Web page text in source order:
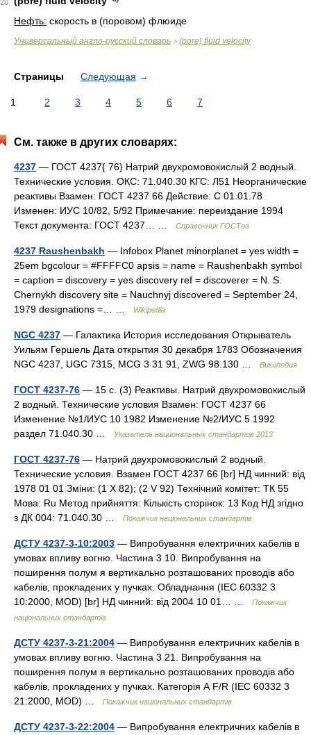
20
Нефть: скорость в (поровом) флюиде
Универсальный англо-русский словарь > (pore) fluid velocity
Страницы Следующая →
1 2 3 4 5 6 7
См. также в других словарях:
4237 — ГОСТ 4237{ 76} Натрий двухромовокислый 2 водный.
Технические условия. ОКС: 71.040.30 КГС: Л51 Неорганические
реактивы Взамен: ГОСТ 4237 66 Действие: С 01.01.78
Изменен: ИУС 10/82, 5/92 Примечание: переиздание 1994
Текст документа: ГОСТ 4237… …
Справочник ГОСТов
4237 Raushenbakh — Infobox Planet minorplanet = yes width =
25em bgcolour = #FFFFC0 apsis = name = Raushenbakh symbol
= caption = discovery = yes discovery ref = discoverer = N. S.
Chernykh discovery site = Nauchnyj discovered = September 24,
1979 designations =… …
Wikipedia
NGC 4237 — Галактика История исследования Открыватель
Уильям Гершель Дата открытия 30 декабря 1783 Обозначения
NGC 4237, UGC 7315, MCG 3 31 91, ZWG 98.130 …
Википедия
ГОСТ 4237-76 — 15 с. (3) Реактивы. Натрий двухромовокислый
2 водный. Технические условия Взамен: ГОСТ 4237 66
Изменение №1/ИУС 10 1982 Изменение №2/ИУС 5 1992
раздел 71.040.30 …
Указатель национальных стандартов 2013
ГОСТ 4237-76 — Натрий двухромовокислый 2 водный.
Технические условия. Взамен ГОСТ 4237 66 [br] НД чинний: від
1978 01 01 Зміни: (1 X 82); (2 V 92) Технічний комітет: ТК 55
Мова: Ru Метод прийняття: Кількість сторінок: 13 Код НД згідно
з ДК 004: 71.040.30 …
Покажчик національних стандартів
ДСТУ 4237-3-10:2003 — Випробування електричних кабелів в
умовах впливу вогню. Частина 3 10. Випробування на
поширення полум я вертикально розташованих проводів або
кабелів, прокладених у пучках. Обладнання (IEC 60332 3
10:2000, MOD) [br] НД чинний: від 2004 10 01… …
Покажчик
національних стандартів
ДСТУ 4237-3-21:2004 — Випробування електричних кабелів в
умовах впливу вогню. Частина 3 21. Випробування на
поширення полум я вертикально розташованих проводів або
кабелів, прокладених у пучках. Категорія А F/R (IEC 60332 3
21:2000, MOD) …
Покажчик національних стандартів
ДСТУ 4237-3-22:2004 — Випробування електричних кабелів в